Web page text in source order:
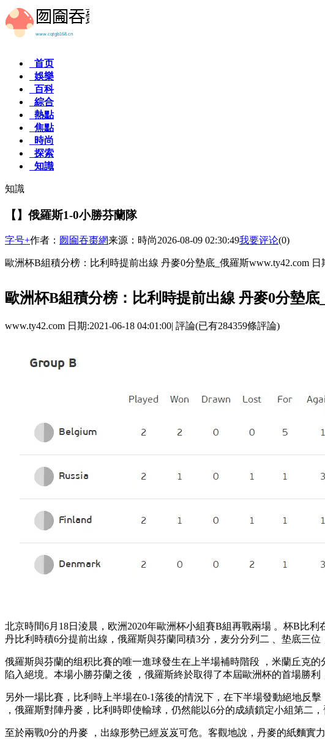
首页
娛樂
百科
綜合
熱點
焦點
時尚
探索
知識
知識
【】俄羅斯1-0小勝芬蘭隊
字号+作者： 囫圇吞棗網来源：時尚2026-08-09 02:30:49我要评论(0)
歐洲杯B組積分榜：比利時提前出線 丹麥0分墊底_俄羅斯www.ty42.com 日
歐洲杯B組積分榜：比利時提前出線 丹麥0分墊
www.ty42.com 日期:2021-06-18 04:01:00| 評論(已有284359條評論)
北京時間6月18日淩晨，欧洲2020年歐洲杯小組賽B組再戰兩場 。杯B比
丹比利時積6分提前出線，俄羅斯與芬蘭同積3分 ，麦分分列二 、垫底三位
俄羅斯與芬蘭的组积比賽的唯一進球發生在上半場補時階段 ，米蘭丘克的
陷入絕境。本場小勝芬蘭之後 ，俄羅斯終於取得了本屆歐洲杯的首場勝利
另外一場比賽，比利時上半場在0-1落後的情況下 ，在下半場發動絕地反擊
，俄羅斯對陣丹麥，比利時即使輸球，仍然能以6分的成績鎖定小組第二，晉
至於兩戰0分的丹麥 ，出線形勢已經岌岌可危。客觀地說，丹麥的紙麵